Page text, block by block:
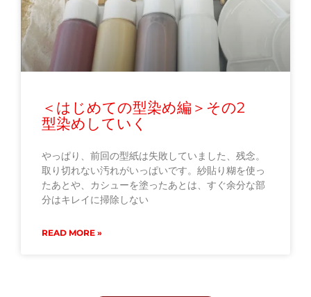
＜はじめての型染め編＞その2
型染めしていく
やっぱり、前回の型紙は失敗していました、残念。
取り切れない汚れがいっぱいです。紗貼り糊を使っ
たあとや、カシューを塗ったあとは、すぐ余分な部
分はキレイに掃除しない
READ MORE »